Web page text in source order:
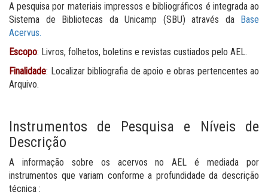
A pesquisa por materiais impressos e bibliográficos é integrada ao
Sistema de Bibliotecas da Unicamp (SBU) através da Base
Acervus.
Escopo: Livros, folhetos, boletins e revistas custiados pelo AEL.
Finalidade: Localizar bibliografia de apoio e obras pertencentes ao
Arquivo.
Instrumentos de Pesquisa e Níveis de
Descrição
A informação sobre os acervos no AEL é mediada por
instrumentos que variam conforme a profundidade da descrição
técnica :